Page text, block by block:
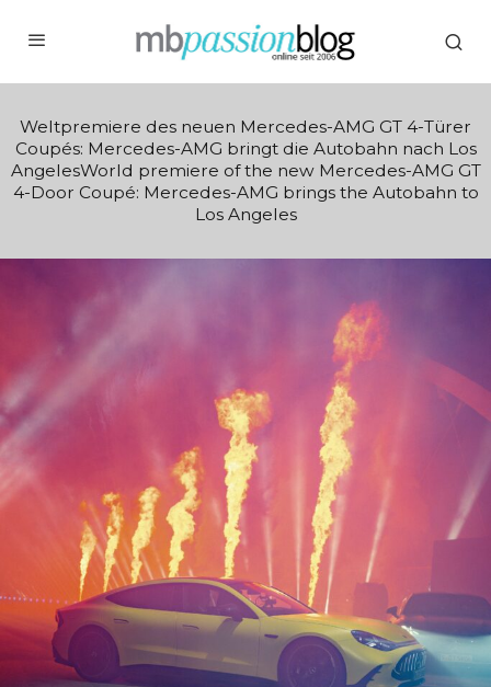
Weltpremiere des neuen Mercedes-AMG GT 4-Türer
Coupés: Mercedes-AMG bringt die Autobahn nach Los
AngelesWorld premiere of the new Mercedes-AMG GT
4-Door Coupé: Mercedes-AMG brings the Autobahn to
Los Angeles